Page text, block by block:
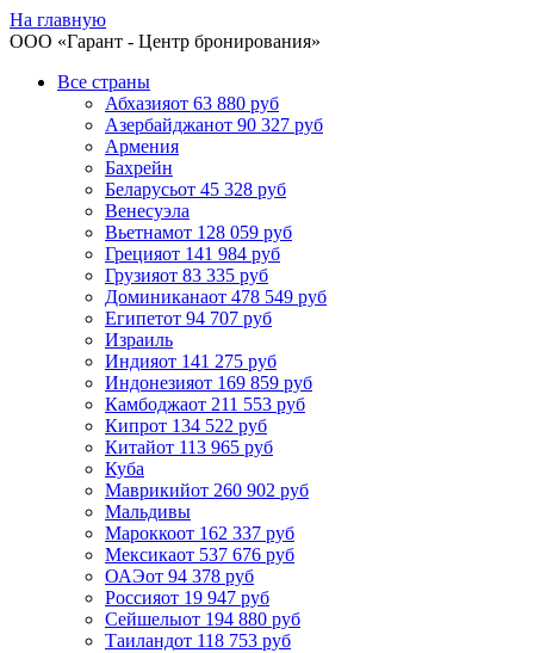
На главную
ООО «Гарант - Центр бронирования»
Все страны
Абхазияот 63 880 руб
Азербайджанот 90 327 руб
Армения
Бахрейн
Беларусьот 45 328 руб
Венесуэла
Вьетнамот 128 059 руб
Грецияот 141 984 руб
Грузияот 83 335 руб
Доминиканаот 478 549 руб
Египетот 94 707 руб
Израиль
Индияот 141 275 руб
Индонезияот 169 859 руб
Камбоджаот 211 553 руб
Кипрот 134 522 руб
Китайот 113 965 руб
Куба
Маврикийот 260 902 руб
Мальдивы
Мароккоот 162 337 руб
Мексикаот 537 676 руб
ОАЭот 94 378 руб
Россияот 19 947 руб
Сейшелыот 194 880 руб
Таиландот 118 753 руб